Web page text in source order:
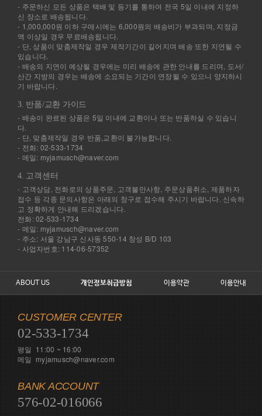
- 주문하신 모든 상품은 택배 및 등기를 통하여 전국 5일 이내에 지정하
신 장소로 배송됩니다.
- 1,000,000원 이하 구매시에는 6,000원의 배송비가 부과되며, 지정금
액 이상일 경우 무료배송됩니다.
- 단, 상품이 맞춤제작일 경우 제작기간이 길어지며 배송 또한 지연될 수
있습니다.
- 배송의 지연이 예상될 경우에는 미리 배송에 관한 안내를 드리며, 도서/
산간 지방의 경우는 배송에 소요되는 기간이 연장될 수 있으니 양지하시
기 바랍니다.
3. 반품/교환 가이드
- 배송이 완료된 상품은 5일 이내에 교환이나 또는 반품하실 수 있습니
다.
- 단, 맞춤제작일 경우 반품,교환이 불가능합니다.
- 전화: 02-533-1734
- 메일: myjamusch@naver.com
4. 고객센터
- 고객상담, 전화로의 상품주문, 고객불만사항, 주문상품취소, 제품하자
접수 등 각종 문의사항은 아래의 창구로 접수해 주시기 바랍니다. 신속하
고 정확하게 안내해 드리겠습니다.
전화: 02-533-1734
- 메일: myjamusch@naver.com
- 주소: 서울 강남구 신사동 550-14 창성 B/D 103
- 사업자번호: 114-06-57352
ABOUT US 개인정보취급방침 이용약관 이용안내
CUSTOMER CENTER
02-533-1734
평일 11:00 ~ 16:00
메일 myjamusch@naver.com
BANK ACCOUNT
576-02-016066